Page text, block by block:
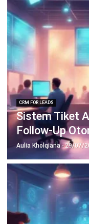
CRM FOR LEADS
Komponen
Manajemen
Anatha Ginting- 27/07/